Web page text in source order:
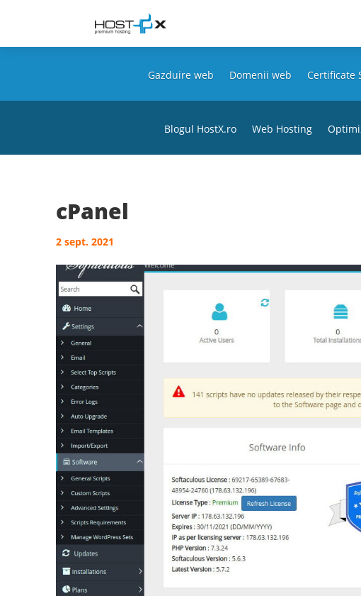
Gazduire web Domenii web Certificate
Blogul HostX.ro Web Hosting
cPanel
2 sept. 2021